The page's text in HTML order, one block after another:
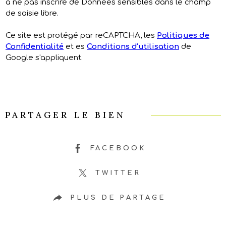
à ne pas inscrire de Données sensibles dans le champ
de saisie libre.
Ce site est protégé par reCAPTCHA, les Politiques de
Confidentialité et es Conditions d'utilisation de
Google s'appliquent.
PARTAGER LE BIEN
FACEBOOK
TWITTER
PLUS DE PARTAGE